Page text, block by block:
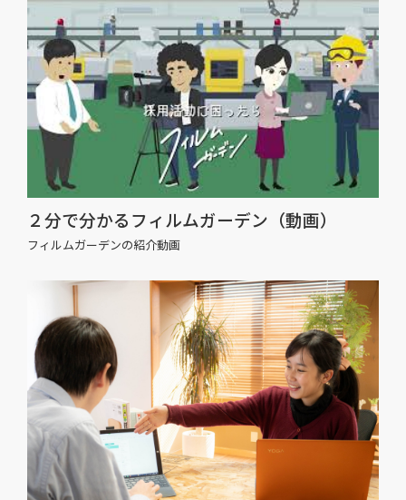
２分で分かるフィルムガーデン（動画）
フィルムガーデンの紹介動画